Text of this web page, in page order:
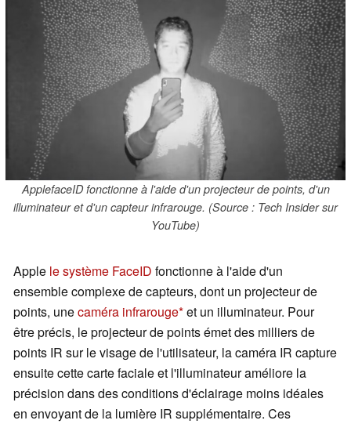
ApplefaceID fonctionne à l'aide d'un projecteur de points, d'un
illuminateur et d'un capteur infrarouge. (Source : Tech Insider sur
YouTube)
Apple le système FaceID fonctionne à l'aide d'un
ensemble complexe de capteurs, dont un projecteur de
points, unecaméra infrarouge et un illuminateur. Pour
être précis, le projecteur de points émet des milliers de
points IR sur le visage de l'utilisateur, la caméra IR capture
ensuite cette carte faciale et l'illuminateur améliore la
précision dans des conditions d'éclairage moins idéales
en envoyant de la lumière IR supplémentaire. Ces